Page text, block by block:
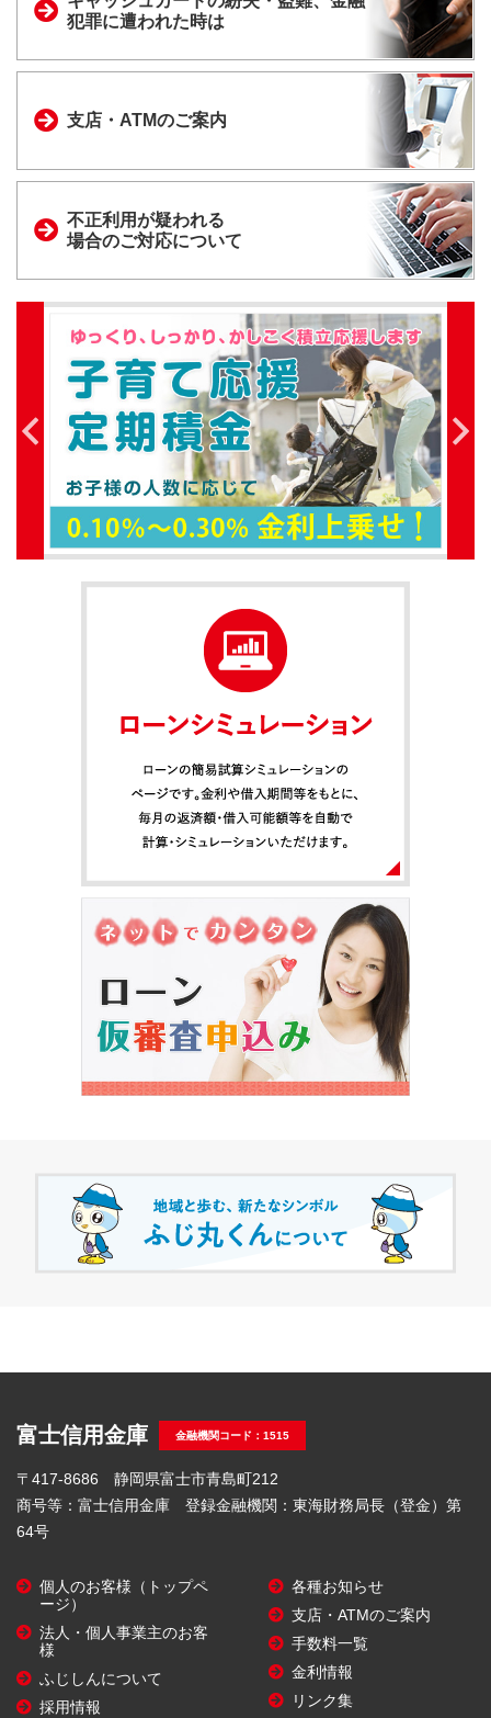
犯罪に遭われた時は
支店・ATMのご案内
不正利用が疑われる
場合のご対応について
富士信用金庫 金融機関コード：1515
〒417-8686 静岡県富士市青島町212
商号等：富士信用金庫 登録金融機関：東海財務局長（登金）第
64号
個人のお客様（トップペ
ージ）
法人・個人事業主のお客
様
ふじしんについて
採用情報
各種お知らせ
支店・ATMのご案内
手数料一覧
金利情報
リンク集